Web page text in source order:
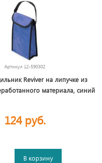
Артикул 12-590302
Reviver на липучке из
материала, синий
124 руб.
В корзину